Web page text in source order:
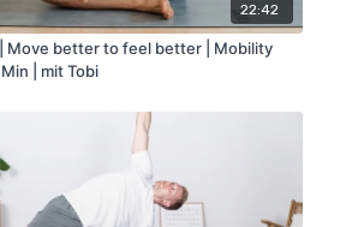
22:42
Move better to feel better | Mobility
| mit Tobi